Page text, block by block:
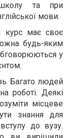
та при
мови.
курс має своє
будь-яким
у
Багато людей
роботі. Деякі
місцеве
знання для
до вузу.